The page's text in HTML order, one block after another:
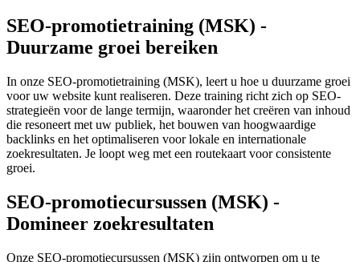
SEO-promotietraining (MSK) -
Duurzame groei bereiken
In onze SEO-promotietraining (MSK), leert u hoe u duurzame groei
voor uw website kunt realiseren. Deze training richt zich op SEO-
strategieën voor de lange termijn, waaronder het creëren van inhoud
die resoneert met uw publiek, het bouwen van hoogwaardige
backlinks en het optimaliseren voor lokale en internationale
zoekresultaten. Je loopt weg met een routekaart voor consistente
groei.
SEO-promotiecursussen (MSK) -
Domineer zoekresultaten
Onze SEO-promotiecursussen (MSK) zijn ontworpen om u te